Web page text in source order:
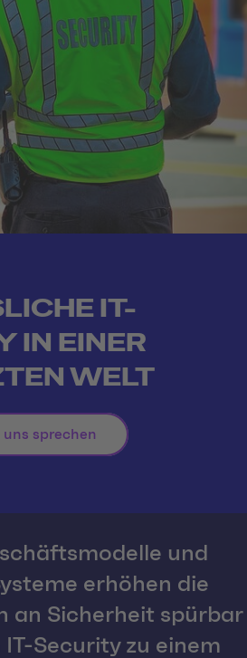
IT-
IN EINER
WELT
uns sprechen
und
erhöhen die
an Sicherheit spürbar
Security zu einem